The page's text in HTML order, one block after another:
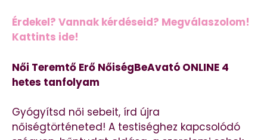
Érdekel? Vannak kérdéseid? Megválaszolom!
Kattints ide!
Női Teremtő Erő NőiségBeAvató ONLINE 4
hetes tanfolyam
Gyógyítsd női sebeit, írd újra
nőiségtörténeted! A testiséghez kapcsolódó